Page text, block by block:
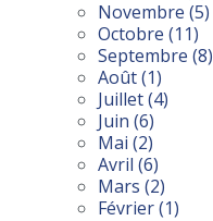
Novembre (5)
Octobre (11)
Septembre (8)
Août(1)
Juillet(4)
Juin (6)
Mai (2)
Avril (6)
Mars (2)
Février(1)